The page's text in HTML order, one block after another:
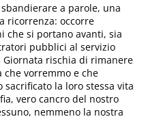
a parole, una
ricorrenza: occorre
si portano avanti, sia
pubblici al servizio
rischia di rimanere
che vorremmo e che
la loro stessa vita
vero cancro del nostro
nemmeno la nostra